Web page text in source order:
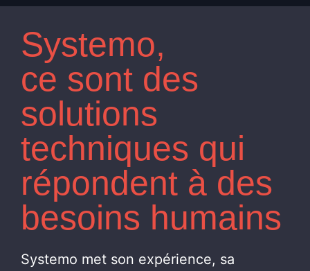
performances
optimisées !
Située dans le Haut-Rhin à Pfastatt et
Colmar, Systemo accompagne les
entreprises dans leurs besoins de
solutions informatiques, de cyber
sécurité, de maintenance, de téléphonie
professionnelle ou d'impression.
Systemo,
ce sont des
solutions
techniques qui
répondent à des
besoins humains
Systemo met son expérience, sa